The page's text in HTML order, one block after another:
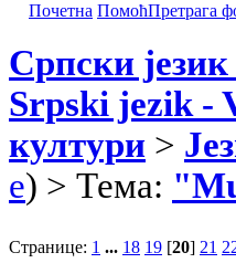
Почетна ПомоћПретрага
Српски
Srpski jezik -
култури >
e) > Тема:
Странице: 1 ... 18 19 [20] 21